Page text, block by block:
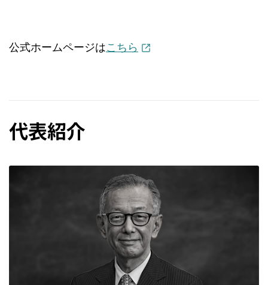
公式ホームページはこちら
代表紹介